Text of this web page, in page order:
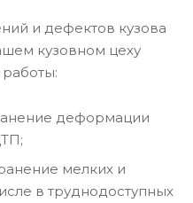
и дефектов кузова
кузовном цеху
деформации
мелких и
в труднодоступных